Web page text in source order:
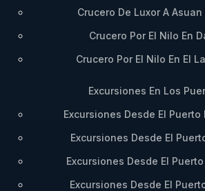
Crucero De Luxor A Asuan
Crucero Por El Nilo En
Crucero Por El Nilo En El
Excursiones En Los
Excursiones Desde El Puerto
Excursiones Desde El
Excursiones Desde El
Excursiones Desde El